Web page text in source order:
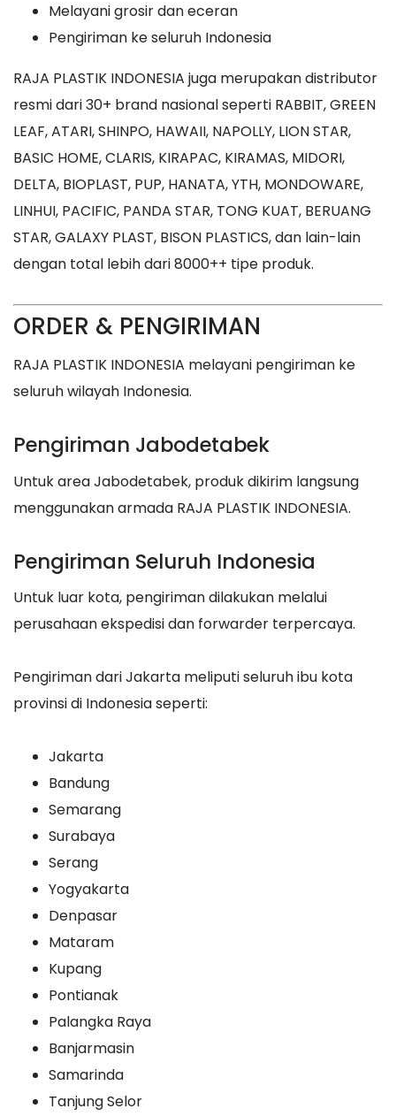
Melayani grosir dan eceran
Pengiriman ke seluruh Indonesia
RAJA PLASTIK INDONESIA juga merupakan distributor
resmi dari 30+ brand nasional seperti RABBIT, GREEN
LEAF, ATARI, SHINPO, HAWAII, NAPOLLY, LION STAR,
BASIC HOME, CLARIS, KIRAPAC, KIRAMAS, MIDORI,
DELTA, BIOPLAST, PUP, HANATA, YTH, MONDOWARE,
LINHUI, PACIFIC, PANDA STAR, TONG KUAT, BERUANG
STAR, GALAXY PLAST, BISON PLASTICS, dan lain-lain
dengan total lebih dari 8000++ tipe produk.
ORDER & PENGIRIMAN
RAJA PLASTIK INDONESIA melayani pengiriman ke
seluruh wilayah Indonesia.
Pengiriman Jabodetabek
Untuk area Jabodetabek, produk dikirim langsung
menggunakan armada RAJA PLASTIK INDONESIA.
Pengiriman Seluruh Indonesia
Untuk luar kota, pengiriman dilakukan melalui
perusahaan ekspedisi dan forwarder terpercaya.
Pengiriman dari Jakarta meliputi seluruh ibu kota
provinsi di Indonesia seperti:
Jakarta
Bandung
Semarang
Surabaya
Serang
Yogyakarta
Denpasar
Mataram
Kupang
Pontianak
Palangka Raya
Banjarmasin
Samarinda
Tanjung Selor